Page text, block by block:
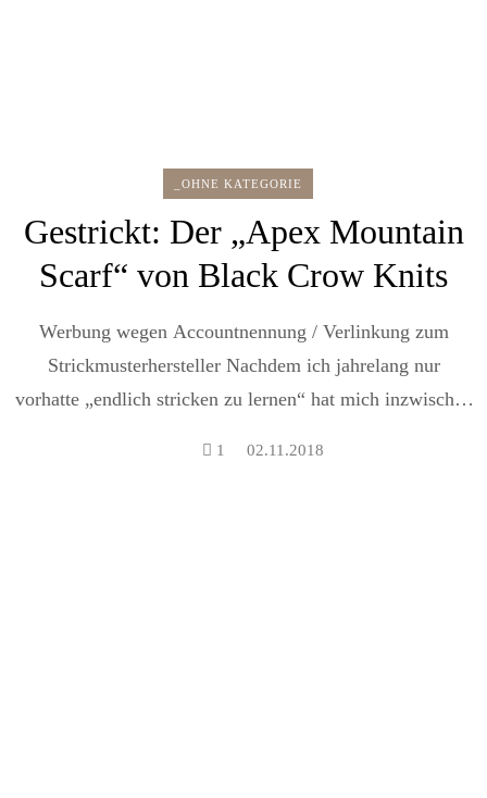
_OHNE KATEGORIE
Gestrickt: Der „Apex Mountain
Scarf“ von Black Crow Knits
Werbung wegen Accountnennung / Verlinkung zum
Strickmusterhersteller Nachdem ich jahrelang nur
vorhatte „endlich stricken zu lernen“ hat mich inzwischen
1 02.11.2018